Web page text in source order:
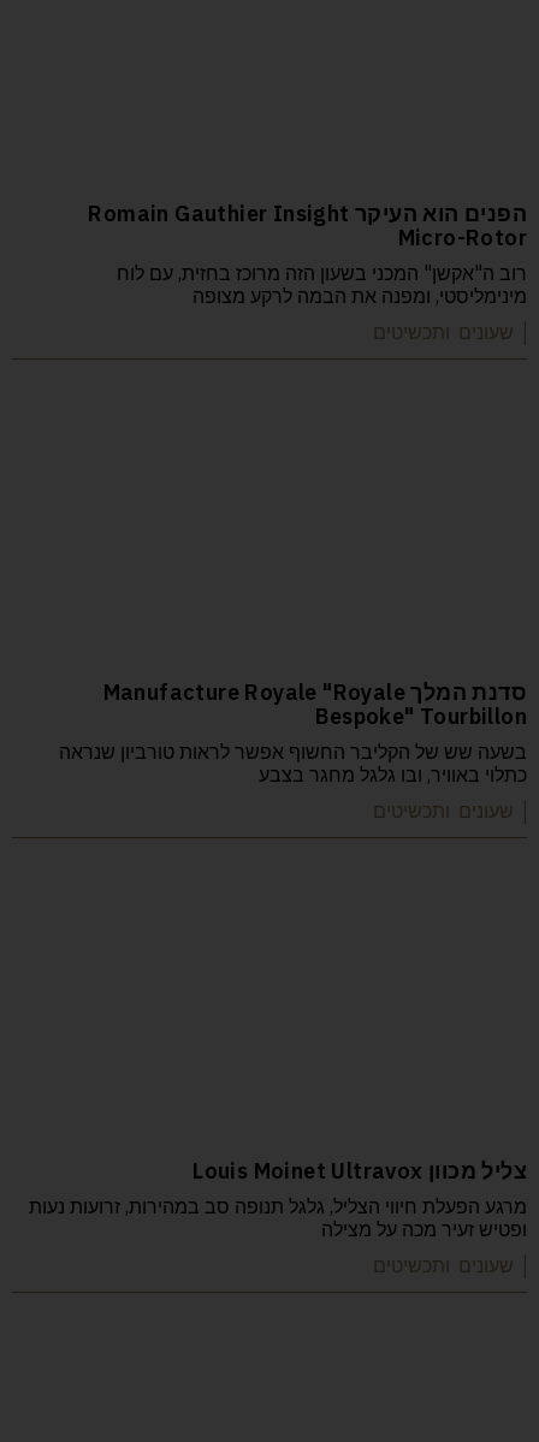
הפנים הוא העיקר Romain Gauthier Insight
Micro-Rotor
רוב ה"אקשן" המכני בשעון הזה מרוכז בחזית, עם לוח
מינימליסטי, ומפנה את הבמה לרקע מצופה
| שעונים ותכשיטים
סדנת המלך Manufacture Royale "Royale
Bespoke" Tourbillon
בשעה שש של הקליבר החשוף אפשר לראות טורביון שנראה
כתלוי באוויר, ובו גלגל מחגר בצבע
| שעונים ותכשיטים
צליל מכוון Louis Moinet Ultravox
מרגע הפעלת חיווי הצליל, גלגל תנופה סב במהירות, זרועות נעות
ופטיש זעיר מכה על מצילה
| שעונים ותכשיטים